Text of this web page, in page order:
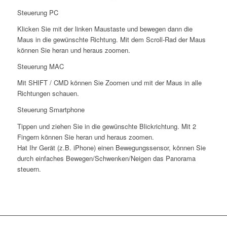
Steuerung PC
Klicken Sie mit der linken Maustaste und bewegen dann die
Maus in die gewünschte Richtung. Mit dem Scroll-Rad der Maus
können Sie heran und heraus zoomen.
Steuerung MAC
Mit SHIFT / CMD können Sie Zoomen und mit der Maus in alle
Richtungen schauen.
Steuerung Smartphone
Tippen und ziehen Sie in die gewünschte Blickrichtung. Mit 2
Fingern können Sie heran und heraus zoomen.
Hat Ihr Gerät (z.B. iPhone) einen Bewegungssensor, können Sie
durch einfaches Bewegen/Schwenken/Neigen das Panorama
steuern.